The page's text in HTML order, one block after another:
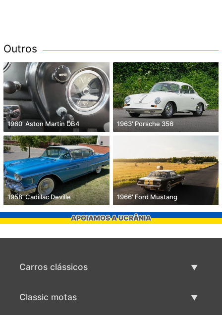
Outros
1960' Aston Martin DB4 1963' Porsche 356
1958' Cadillac Deville 1966' Ford Mustang
APOIAMOS A UCRÂNIA
Carros clássicos
Classic motas